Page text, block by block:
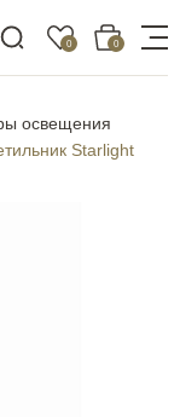
0 0
освещения
Starlight